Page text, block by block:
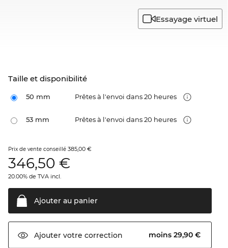
Essayage virtuel
Taille et disponibilité
50 mm Prêtes à l'envoi dans 20 heures
53 mm Prêtes à l'envoi dans 20 heures
Prix de vente conseillé 385,00 €
346,50 €
20.00% de TVA incl.
Ajouter au panier
Ajouter votre correction moins 29,90 €